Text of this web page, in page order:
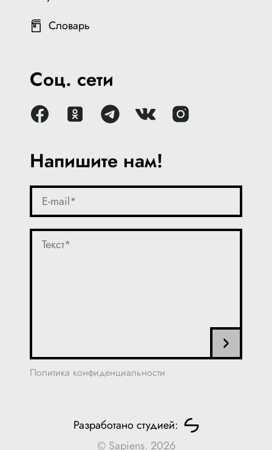
Напишите нам!
Политика конфиденциальности
Словарь
Соц. сети
Разработано студией:
© Sapiens. 2026